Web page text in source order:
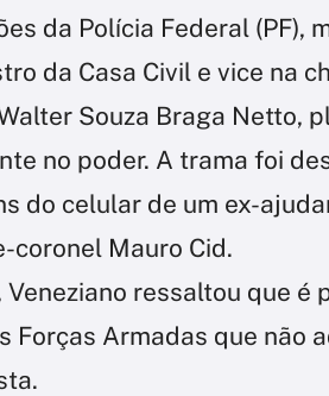
da Polícia Federal (PF),
da Casa Civil e vice na
Souza Braga Netto,
no poder. A trama foi
do celular de um ex-
coronel Mauro Cid.
ressaltou que é
Forças Armadas que não